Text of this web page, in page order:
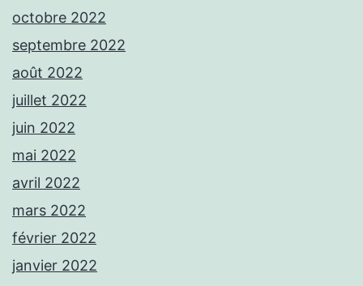
octobre 2022
septembre 2022
août 2022
juillet 2022
juin 2022
mai 2022
avril 2022
mars 2022
février 2022
janvier 2022